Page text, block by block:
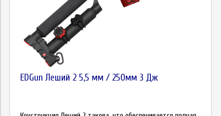
EDGun Леший 2 5,5 мм / 250мм 3 Дж